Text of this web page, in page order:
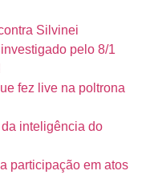
Silvinei
pelo 8/1
fez live na poltrona
inteligência do
participação em atos